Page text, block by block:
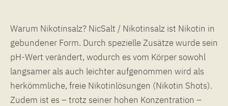
Warum Nikotinsalz? NicSalt / Nikotinsalz ist Nikotin in
gebundener Form. Durch spezielle Zusätze wurde sein
pH-Wert verändert, wodurch es vom Körper sowohl
langsamer als auch leichter aufgenommen wird als
herkömmliche, freie Nikotinlösungen (Nikotin Shots).
Zudem ist es – trotz seiner hohen Konzentration –